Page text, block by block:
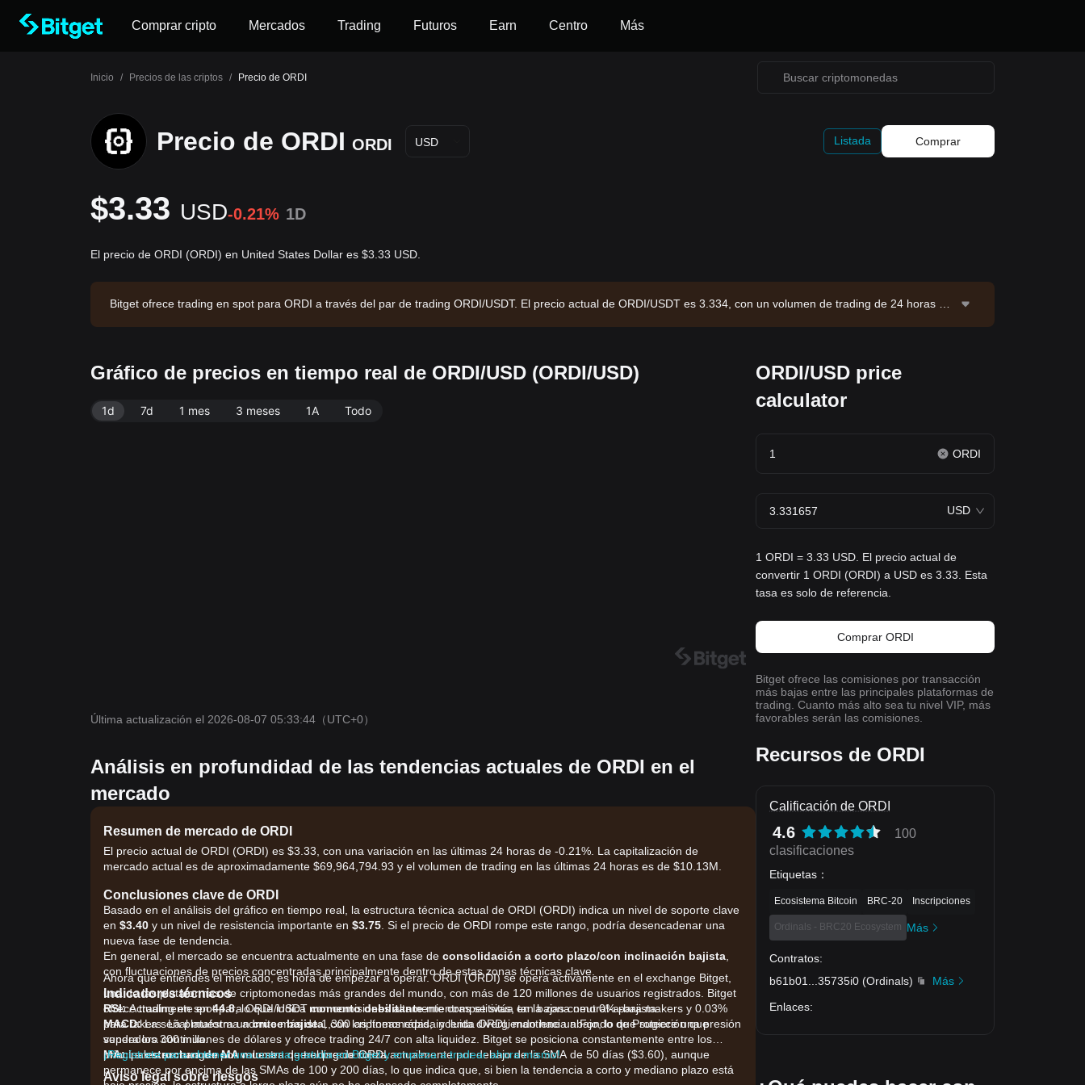
Comprar cripto Mercados Trading Futuros Earn Centro Más
Inicio / Precios de las criptos / Precio de ORDI
Precio de ORDI ORDI USD Listada Comprar
$3.33 USD-0.21% 1D
El precio de ORDI (ORDI) en United States Dollar es $3.33 USD.
Bitget ofrece trading en spot para ORDI a través del par de trading ORDI/USDT. El precio actual de ORDI/USDT es 3.334, con un volumen de trading de 24 horas de
Gráfico de precios en tiempo real de ORDI/USD (ORDI/USD)
1d 7d 1 mes 3 meses 1A Todo
Última actualización el 2026-08-07 05:33:44 （UTC+0）
Análisis en profundidad de las tendencias actuales de ORDI en el
mercado
Resumen de mercado de ORDI
El precio actual de ORDI (ORDI) es $3.33, con una variación en las últimas 24 horas de -0.21%. La capitalización de
mercado actual es de aproximadamente $69,964,794.93 y el volumen de trading en las últimas 24 horas es de $10.13M.
Conclusiones clave de ORDI
Basado en el análisis del gráfico en tiempo real, la estructura técnica actual de ORDI (ORDI) indica un nivel de soporte clave
en $3.40 y un nivel de resistencia importante en $3.75 . Si el precio de ORDI rompe este rango, podría desencadenar una
nueva fase de tendencia.
En general, el mercado se encuentra actualmente en una fase de consolidación a corto plazo/con inclinación bajista
con fluctuaciones de precios concentradas principalmente dentro de estas zonas técnicas clave.
Indicadores técnicos
RSI:Actualmente en44.8, lo que indicamomento debilitantemientras se sitúa en la zona neutral-a-bajista.
MACD:La señal muestra uncruce bajista, con las líneas rápida y lenta divergiendo hacia abajo, lo que sugiere una presión
vendedora continua.
MA:Laestructura de MAmuestra que el precio cotiza actualmente por debajo de la SMA de 50 días ($3.60), aunque
permanece por encima de las SMAs de 100 y 200 días, lo que indica que, si bien la tendencia a corto y mediano plazo está
Ahora que entiendes el mercado, es hora de empezar a operar. ORDI (ORDI) se opera activamente en el exchange Bitget,
una de las plataformas de criptomonedas más grandes del mundo, con más de 120 millones de usuarios registrados. Bitget
ofrece trading en spot para ORDI/USDT con comisiones altamente competitivas, tan bajas como 0% para makers y 0.03%
para takers. La plataforma admite más de 1,300 criptomonedas, incluida ORDI, mantiene un Fondo de Protección que
supera los 300 millones de dólares y ofrece trading 24/7 con alta liquidez. Bitget se posiciona constantemente entre los
principales exchanges por volumen de trading de ORDI.
¡Regístrate para obtener una cuenta gratuita en Bitget y empieza a tradear ahora mismo!
Aviso legal sobre riesgos
ORDI/USD price
calculator
ORDI
USD
1 ORDI = 3.33 USD. El precio actual de
convertir 1 ORDI (ORDI) a USD es 3.33. Esta
tasa es solo de referencia.
Comprar ORDI
Bitget ofrece las comisiones por transacción
más bajas entre las principales plataformas de
trading. Cuanto más alto sea tu nivel VIP, más
favorables serán las comisiones.
Recursos de ORDI
Calificación de ORDI
4.6
100
clasificaciones
Etiquetas ：
Ecosistema Bitcoin BRC-20 Inscripciones
Ordinals - BRC20 Ecosystem Más
Contratos:
b61b01
35735i0 (Ordinals)
Más
Enlaces: